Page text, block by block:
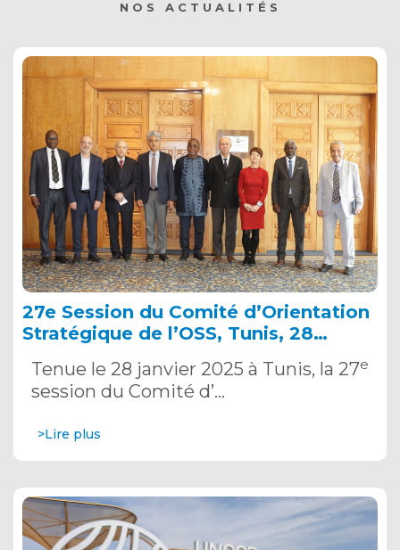
NOS ACTUALITÉS
27e Session du Comité d’Orientation
Stratégique de l’OSS, Tunis, 28
Tenue le 28 janvier 2025 à Tunis, la 27e
session du Comité d’…
>Lire plus